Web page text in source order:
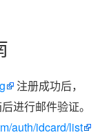
注册成功后，
进行邮件验证。
auth/idcard/list